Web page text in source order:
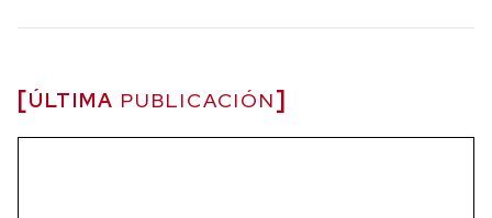
ÚLTIMA PUBLICACIÓN